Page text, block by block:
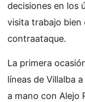
decisiones en los
visita trabajo bien
contraataque.
La primera
líneas de Villalba
a mano con Alejo